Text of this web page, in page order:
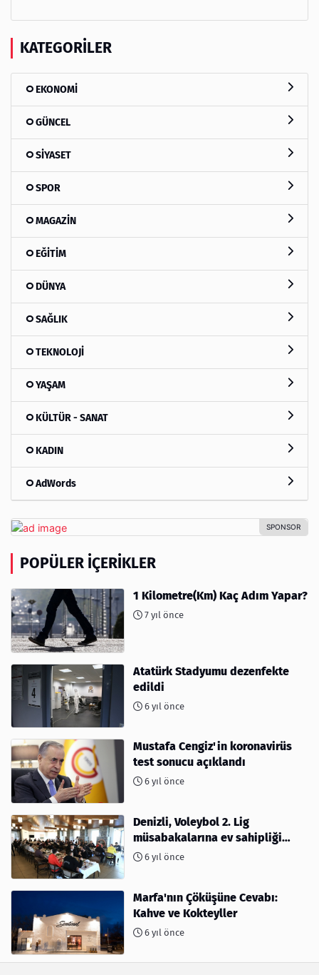
KATEGORILER
EKONOMİ
GÜNCEL
SİYASET
SPOR
MAGAZİN
EĞİTİM
DÜNYA
SAĞLIK
TEKNOLOJİ
YAŞAM
KÜLTÜR - SANAT
KADIN
AdWords
POPÜLER İÇERIKLER
1 Kilometre(Km) Kaç Adım Yapar?
7 yıl önce
Atatürk Stadyumu dezenfekte
edildi
6 yıl önce
Mustafa Cengiz'in koronavirüs
test sonucu açıklandı
6 yıl önce
Denizli, Voleybol 2. Lig
müsabakalarına ev sahipliği
yapıyor
6 yıl önce
Marfa'nın Çöküşüne Cevabı:
Kahve ve Kokteyller
6 yıl önce